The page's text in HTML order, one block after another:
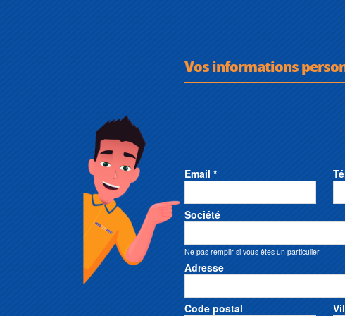
Vos informations
Email *
Société
Ne pas remplir si vous êtes un particulier
Adresse
Code postal